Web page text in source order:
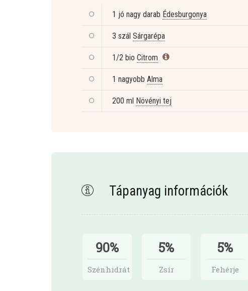
1 jó nagy darab Édesburgonya
3 szál Sárgarépa
1/2 bio Citrom
1 nagyobb Alma
200 ml Növényi tej
Tápanyag információk
90%
Szénhidrát
5%
Zsír
5%
Fehérje